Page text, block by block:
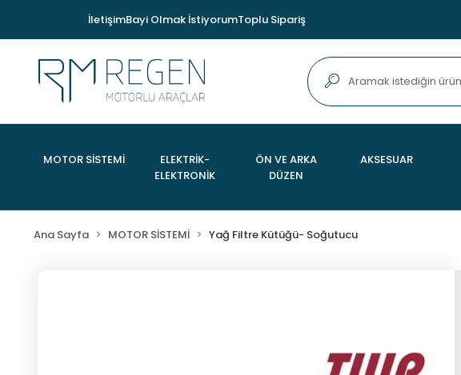
İletişimBayi Olmak İstiyorumToplu Sipariş
MOTOR SİSTEMİ
ELEKTRİK-
ELEKTRONİK
ÖN VE ARKA
DÜZEN
AKSESUAR
Ana Sayfa MOTOR SİSTEMİ Yağ Filtre Kütüğü- Soğutucu